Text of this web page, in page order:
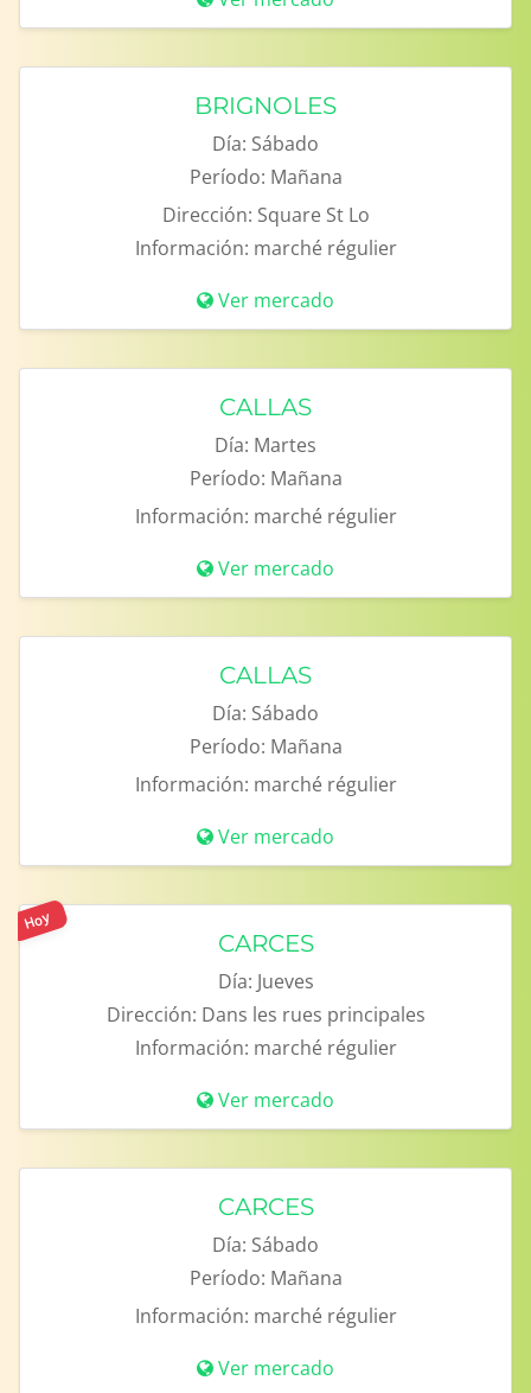
BRIGNOLES
Día: Sábado
Período: Mañana
Dirección: Square St Lo
Información: marché régulier
Ver mercado
CALLAS
Día: Martes
Período: Mañana
Información: marché régulier
Ver mercado
CALLAS
Día: Sábado
Período: Mañana
Información: marché régulier
Ver mercado
Hoy
CARCES
Día: Jueves
Dirección: Dans les rues principales
Información: marché régulier
Ver mercado
CARCES
Día: Sábado
Período: Mañana
Información: marché régulier
Ver mercado